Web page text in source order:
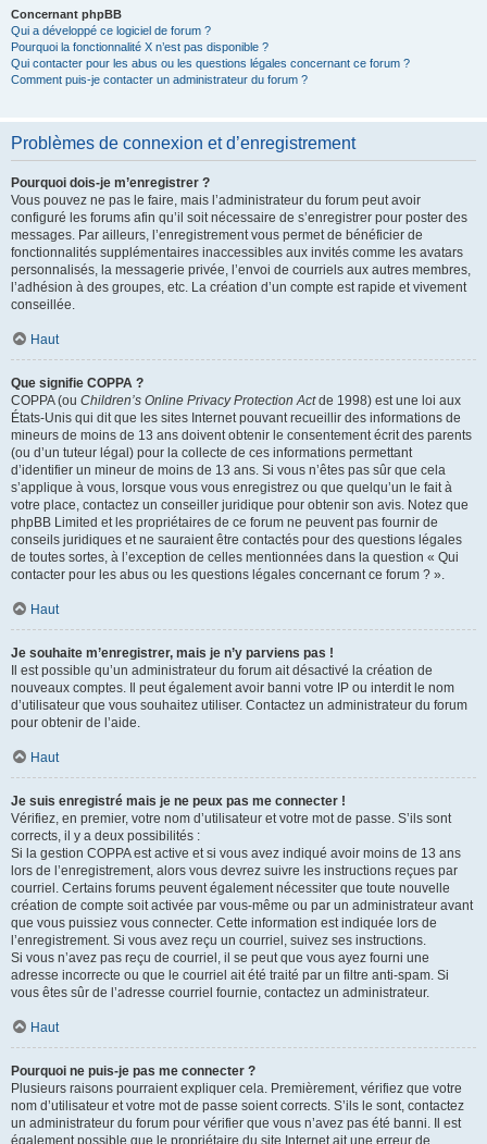
Concernant phpBB
Qui a développé ce logiciel de forum ?
Pourquoi la fonctionnalité X n’est pas disponible ?
Qui contacter pour les abus ou les questions légales concernant ce forum ?
Comment puis-je contacter un administrateur du forum ?
Problèmes de connexion et d’enregistrement
Pourquoi dois-je m’enregistrer ?
Vous pouvez ne pas le faire, mais l’administrateur du forum peut avoir
configuré les forums afin qu’il soit nécessaire de s’enregistrer pour poster des
messages. Par ailleurs, l’enregistrement vous permet de bénéficier de
fonctionnalités supplémentaires inaccessibles aux invités comme les avatars
personnalisés, la messagerie privée, l’envoi de courriels aux autres membres,
l’adhésion à des groupes, etc. La création d’un compte est rapide et vivement
conseillée.
Haut
Que signifie COPPA ?
COPPA (ou Children’s Online Privacy Protection Actde 1998) est une loi aux
États-Unis qui dit que les sites Internet pouvant recueillir des informations de
mineurs de moins de 13 ans doivent obtenir le consentement écrit des parents
(ou d’un tuteur légal) pour la collecte de ces informations permettant
d’identifier un mineur de moins de 13 ans. Si vous n’êtes pas sûr que cela
s’applique à vous, lorsque vous vous enregistrez ou que quelqu’un le fait à
votre place, contactez un conseiller juridique pour obtenir son avis. Notez que
phpBB Limited et les propriétaires de ce forum ne peuvent pas fournir de
conseils juridiques et ne sauraient être contactés pour des questions légales
de toutes sortes, à l’exception de celles mentionnées dans la question « Qui
contacter pour les abus ou les questions légales concernant ce forum ? ».
Haut
Je souhaite m’enregistrer, mais je n’y parviens pas !
Il est possible qu’un administrateur du forum ait désactivé la création de
nouveaux comptes. Il peut également avoir banni votre IP ou interdit le nom
d’utilisateur que vous souhaitez utiliser. Contactez un administrateur du forum
pour obtenir de l’aide.
Haut
Je suis enregistré mais je ne peux pas me connecter !
Vérifiez, en premier, votre nom d’utilisateur et votre mot de passe. S’ils sont
corrects, il y a deux possibilités :
Si la gestion COPPA est active et si vous avez indiqué avoir moins de 13 ans
lors de l’enregistrement, alors vous devrez suivre les instructions reçues par
courriel. Certains forums peuvent également nécessiter que toute nouvelle
création de compte soit activée par vous-même ou par un administrateur avant
que vous puissiez vous connecter. Cette information est indiquée lors de
l’enregistrement. Si vous avez reçu un courriel, suivez ses instructions.
Si vous n’avez pas reçu de courriel, il se peut que vous ayez fourni une
adresse incorrecte ou que le courriel ait été traité par un filtre anti-spam. Si
vous êtes sûr de l’adresse courriel fournie, contactez un administrateur.
Haut
Pourquoi ne puis-je pas me connecter ?
Plusieurs raisons pourraient expliquer cela. Premièrement, vérifiez que votre
nom d’utilisateur et votre mot de passe soient corrects. S’ils le sont, contactez
un administrateur du forum pour vérifier que vous n’avez pas été banni. Il est
également possible que le propriétaire du site Internet ait une erreur de